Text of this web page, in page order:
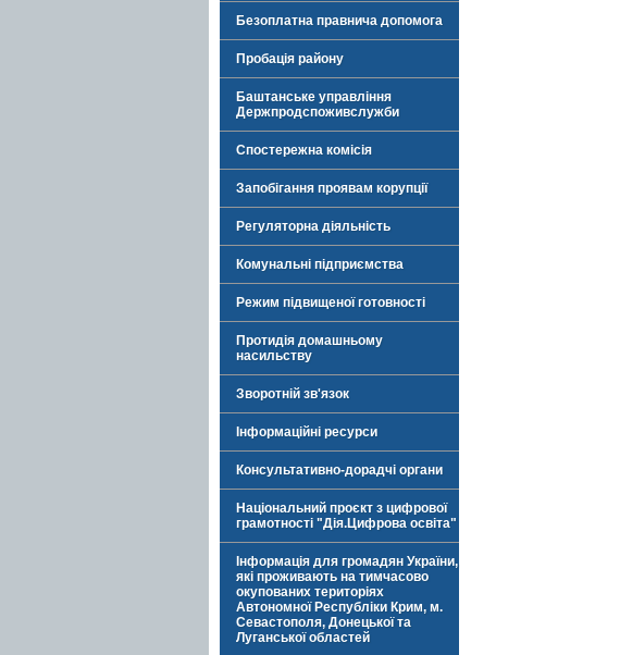
Безоплатна правнича допомога
Пробація району
Баштанське управління
Держпродспоживслужби
Спостережна комісія
Запобігання проявам корупції
Регуляторна діяльність
Комунальні підприємства
Режим підвищеної готовності
Протидія домашньому
насильству
Зворотній зв'язок
Інформаційні ресурси
Консультативно-дорадчі органи
Національний проєкт з цифрової
грамотності "Дія.Цифрова освіта"
Інформація для громадян України,
які проживають на тимчасово
окупованих територіях
Автономної Республіки Крим, м.
Севастополя, Донецької та
Луганської областей